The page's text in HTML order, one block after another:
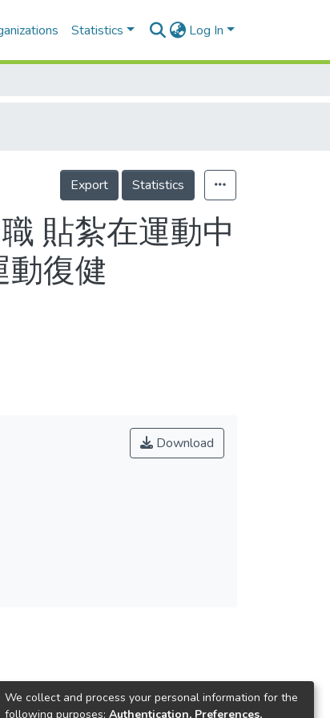
Statistics Log In
Export Statistics
貼紮在運動中
復健
Download
We collect and process your personal information for the
following purposes: Authentication, Preferences,